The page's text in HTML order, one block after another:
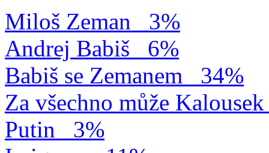
Miloš Zeman
3%
Andrej Babiš
6%
Babiš se Zemanem
34%
Za všechno může Kalousek
Putin
3%